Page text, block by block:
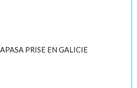
PRISE EN GALICIE